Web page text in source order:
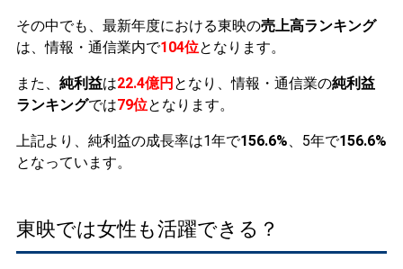
その中でも、最新年度における東映の売上高ランキング
は、情報・通信業内で104位となります。
また、 純利益は22.4億円 となり、情報・通信業の純利益
ランキングでは79位となります。
上記より、純利益の成長率は1年で156.6%、5年で156.6%
となっています。
東映では女性も活躍できる？